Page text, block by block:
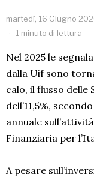
martedì, 16 Giugno
1 minuto di lettura
Nel 2025 le
dalla Uif sono
calo, il flusso delle
dell’11,5%,
annuale
Finanziaria per
A pesare